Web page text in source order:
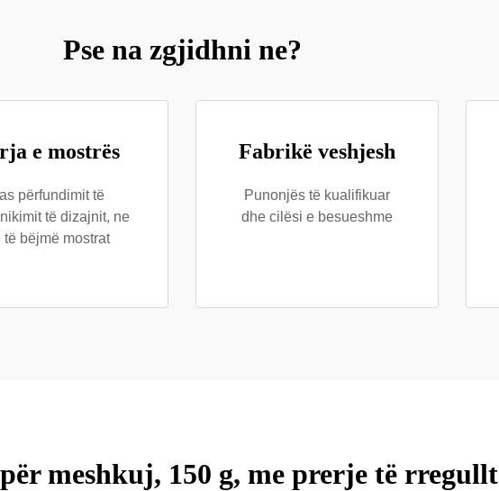
Pse na zgjidhni ne?
e mostrës
përfundimit të
të dizajnit, ne
të bëjmë mostrat
Fabrikë veshjesh
Punonjës të kualifikuar
dhe cilësi e besueshme
meshkuj, 150 g, me prerje të rregullt